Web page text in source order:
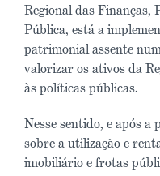
Regional das Finanças,
Pública, está a
patrimonial assente
valorizar os ativos da
às políticas públicas.
Nesse sentido, e após
sobre a utilização e
imobiliário e frotas